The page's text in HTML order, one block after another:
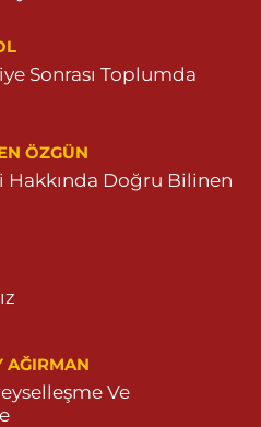
Sonrası Toplumda
ÖZGÜN
Hakkında Doğru Bilinen
AĞIRMAN
Ve